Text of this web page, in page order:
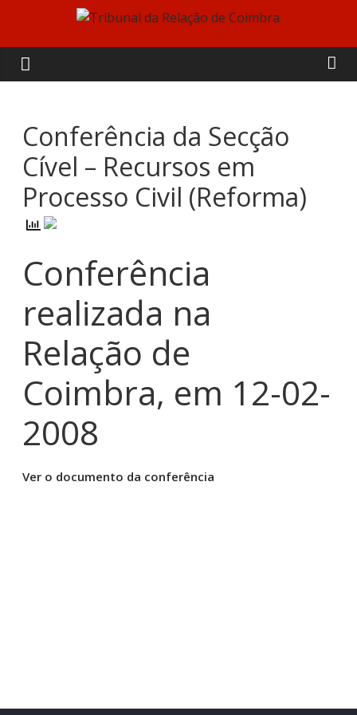
content
Tribunal
da
Relação
de
Coimbra
Conferência da Secção
Cível – Recursos em
Processo Civil (Reforma)
Conferência
realizada na
Relação de
Coimbra, em 12-02-
2008
Ver o documento da conferência